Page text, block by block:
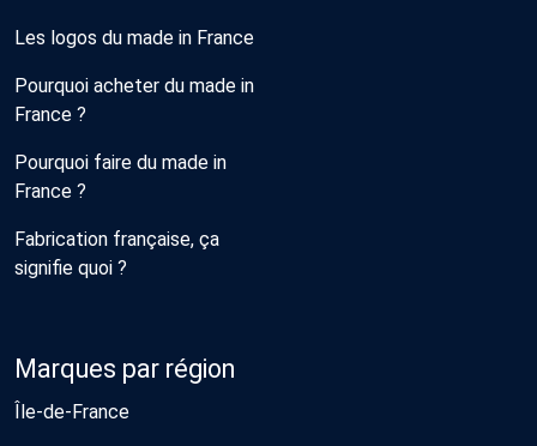
Les logos du made in France
Pourquoi acheter du made in
France ?
Pourquoi faire du made in
France ?
Fabrication française, ça
signifie quoi ?
Marques par région
Île-de-France